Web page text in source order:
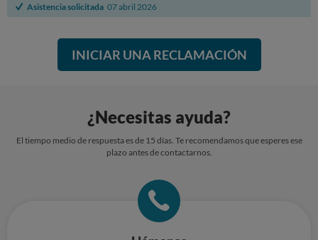
Asistencia solicitada 07 abril 2026
INICIAR UNA RECLAMACIÓN
¿Necesitas ayuda?
El tiempo medio de respuesta es de 15 días. Te recomendamos que esperes ese
plazo antes de contactarnos.